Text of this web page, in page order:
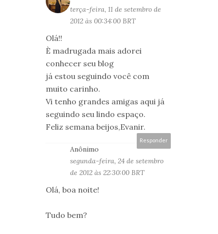
terça-feira, 11 de setembro de
2012 às 00:34:00 BRT
Olá!!
È madrugada mais adorei
conhecer seu blog
já estou seguindo você com
muito carinho.
Vi tenho grandes amigas aqui já
seguindo seu lindo espaço.
Feliz semana beijos,Evanir.
Responder
Anônimo
segunda-feira, 24 de setembro
de 2012 às 22:30:00 BRT
Olá, boa noite!
Tudo bem?